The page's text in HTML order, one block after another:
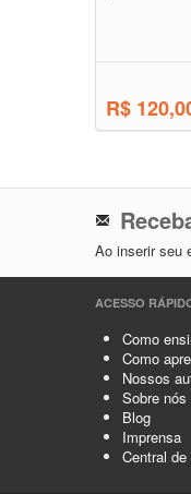
R$
Ao inserir seu
ACESSO
Como
Como
Nossos
Sobre nós
Blog
Imprensa
Central